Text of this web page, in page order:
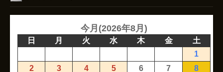
今月(2026年8月)
日 月 火 水 木 金
土
1
2
3 4 5 6 7
8